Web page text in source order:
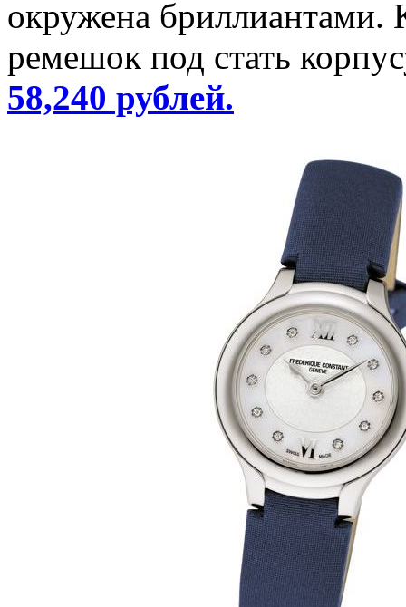
окружена бриллиантами.
ремешок под стать
58,240 рублей.